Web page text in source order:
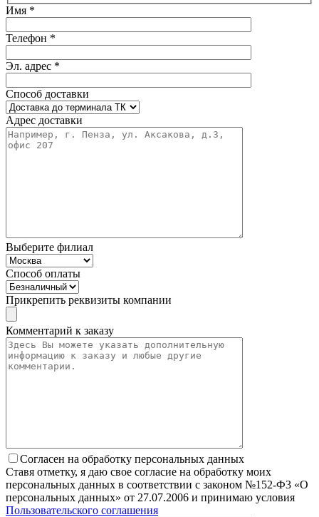
Имя *
Телефон *
Эл. адрес *
Способ доставки
Адрес доставки
Выберите филиал
Способ оплаты
Прикрепить реквизиты компании
Комментарий к заказу
Согласен на обработку персональных данных
Ставя отметку, я даю свое согласие на обработку моих
персональных данных в соответствии с законом №152-Ф3 «О
персональных данных» от 27.07.2006 и принимаю условия
Пользовательского соглашения